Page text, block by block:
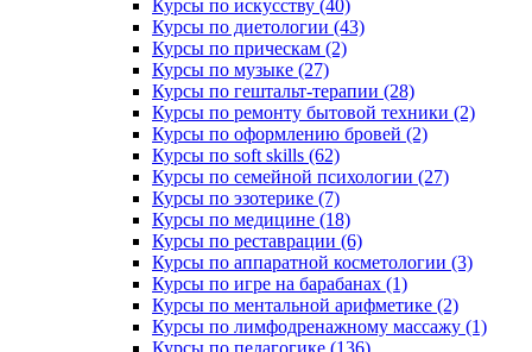
Курсы по искусству (40)
Курсы по диетологии (43)
Курсы по прическам (2)
Курсы по музыке (27)
Курсы по гештальт-терапии (28)
Курсы по ремонту бытовой техники (2)
Курсы по оформлению бровей (2)
Курсы по soft skills (62)
Курсы по семейной психологии (27)
Курсы по эзотерике (7)
Курсы по медицине (18)
Курсы по реставрации (6)
Курсы по аппаратной косметологии (3)
Курсы по игре на барабанах (1)
Курсы по ментальной арифметике (2)
Курсы по лимфодренажному массажу (1)